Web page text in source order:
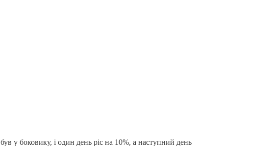
у боковику, і один день ріс на 10%, а наступний день